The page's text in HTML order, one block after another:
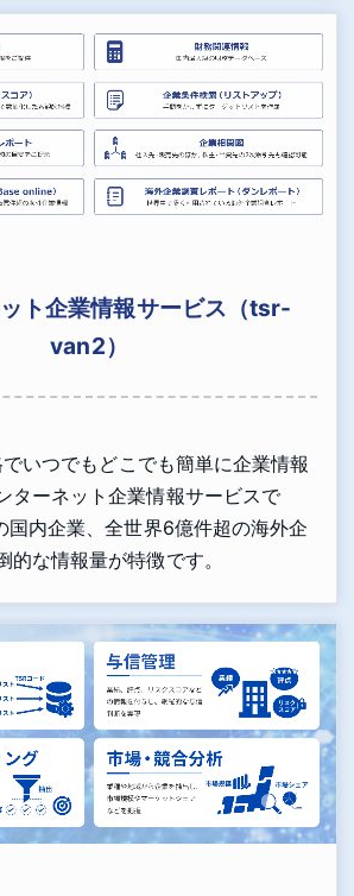
ト企業情報サービス（tsr-
van2）
いつでもどこでも簡単に企業情報
ターネット企業情報サービスで
国内企業、全世界6億件超の海外企
的な情報量が特徴です。